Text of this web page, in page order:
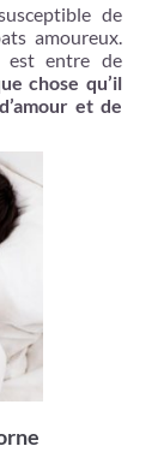
de
amoureux.
est entre de
chose qu’il
et de